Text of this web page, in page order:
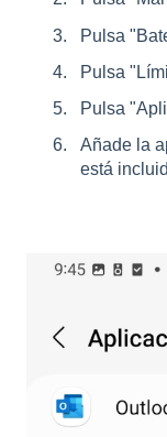
Pulsa
Pulsa
Pulsa
Añade la
está